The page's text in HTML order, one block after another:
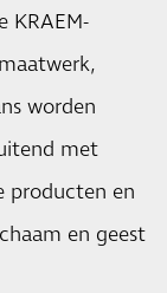
KRAEM-
worden
met
producten en
en geest